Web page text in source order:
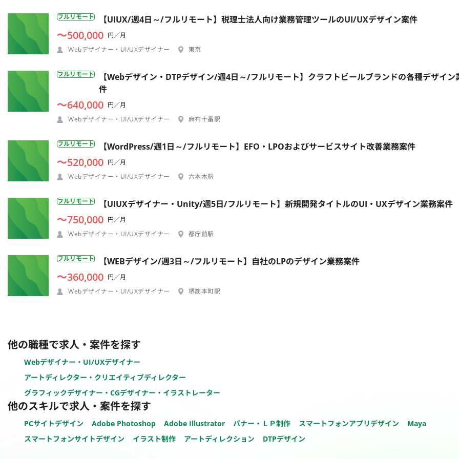
フルリモート 【UIUX/週4日～/フルリモート】税理士法人向け業務管理ツールのUI/UXデザイン案件
〜500,000 円／月
Webデザイナー・UI/UXデザイナー
東京
フルリモート
【Webデザイン・DTPデザイン/週4日～/フルリモート】クラフトビールブランドの各種デザイン
件
〜640,000 円／月
Webデザイナー・UI/UXデザイナー
麻布十番駅
フルリモート 【WordPress/週1日～/フルリモート】EFO・LPOおよびサービスサイト改善業務案件
〜520,000 円／月
Webデザイナー・UI/UXデザイナー
六本木駅
フルリモート 【UIUXデザイナー・Unity/週5日/フルリモート】新規開発タイトルのUI・UXデザイン業務案件
〜750,000 円／月
Webデザイナー・UI/UXデザイナー
都庁前駅
フルリモート 【WEBデザイン/週3日～/フルリモート】自社のLPのデザイン業務案件
〜360,000 円／月
Webデザイナー・UI/UXデザイナー
堺筋本町駅
他の職種で求人・案件を探す
Webデザイナー・UI/UXデザイナー
アートディレクター・クリエイティブディレクター
グラフィックデザイナー・CGデザイナー・イラストレーター
他のスキルで求人・案件を探す
PCサイトデザイン Adobe Photoshop Adobe Illustrator バナー・ＬＰ制作 スマートフォンアプリデザイン
Maya
スマートフォンサイトデザイン
イラスト制作 アートディレクション DTPデザイン